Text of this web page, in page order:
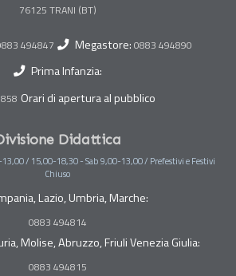
494847 Megastore: 0883 494890
Prima Infanzia:
Orari di apertura al pubblico
Didattica
/ 15,00-18,30 - Sab 9,00-13,00 / Prefestivi e Festivi
Chiuso
Lazio, Umbria, Marche:
0883 494814
Molise, Abruzzo, Friuli Venezia Giulia:
0883 494815